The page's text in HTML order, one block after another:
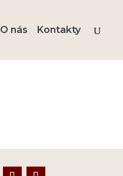
O nás Kontakty